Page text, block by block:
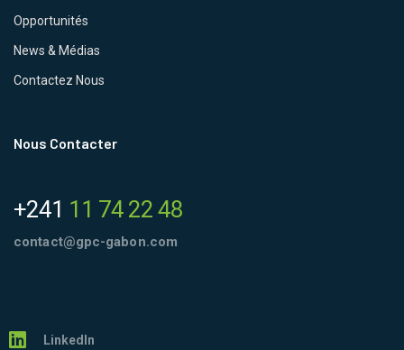
Opportunités
News & Médias
Contactez Nous
Nous Contacter
+241 11 74 22 48
contact@gpc-gabon.com
LinkedIn